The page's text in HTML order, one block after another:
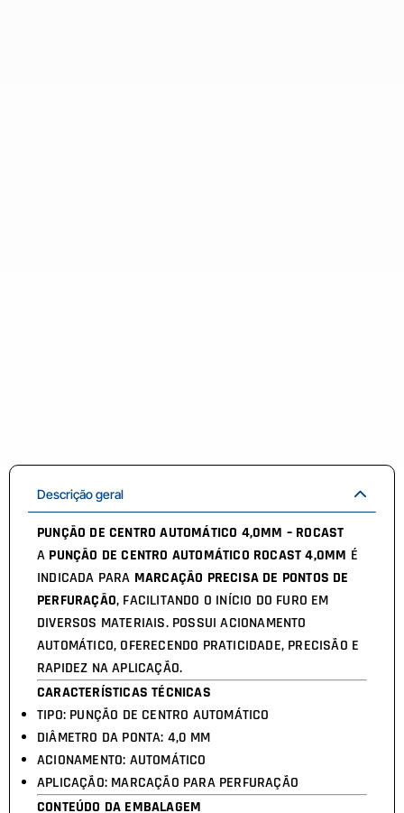
Descrição geral
PUNÇÃO DE CENTRO AUTOMÁTICO 4,0MM – ROCAST
A PUNÇÃO DE CENTRO AUTOMÁTICO ROCAST 4,0MM É
INDICADA PARA MARCAÇÃO PRECISA DE PONTOS DE
PERFURAÇÃO, FACILITANDO O INÍCIO DO FURO EM
DIVERSOS MATERIAIS. POSSUI ACIONAMENTO
AUTOMÁTICO, OFERECENDO PRATICIDADE, PRECISÃO E
RAPIDEZ NA APLICAÇÃO.
CARACTERÍSTICAS TÉCNICAS
TIPO: PUNÇÃO DE CENTRO AUTOMÁTICO
DIÂMETRO DA PONTA: 4,0 MM
ACIONAMENTO: AUTOMÁTICO
APLICAÇÃO: MARCAÇÃO PARA PERFURAÇÃO
CONTEÚDO DA EMBALAGEM